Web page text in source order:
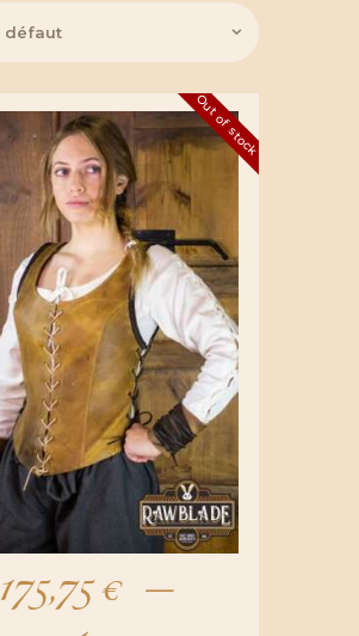
Out of stock
175,75€ –